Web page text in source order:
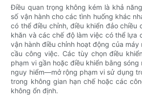
Điều quan trọng không kém là khả
số vận hành cho các tình huống khác
có thể điều chỉnh, điều khiển đảo chiều
khăn và các chế độ làm việc có thể lựa
vận hành điều chỉnh hoạt động của máy
cầu công việc. Các tùy chọn điều
phạm vi gần hoặc điều khiển bằng
nguy hiểm—mở rộng phạm vi sử dụng
trong không gian hạn chế hoặc các
không ổn định.